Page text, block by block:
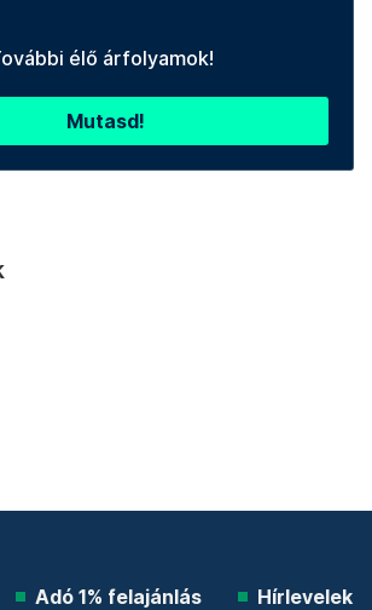
élő árfolyamok!
Mutasd!
Adó 1% felajánlás Hírlevelek